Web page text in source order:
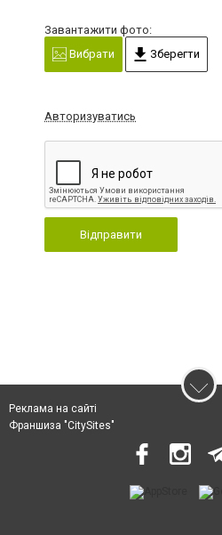
Завантажити фото:
Вибрати
Зберегти
Авторизуватись
Відправити
Реклама на сайті
Франшиза "CitySites"